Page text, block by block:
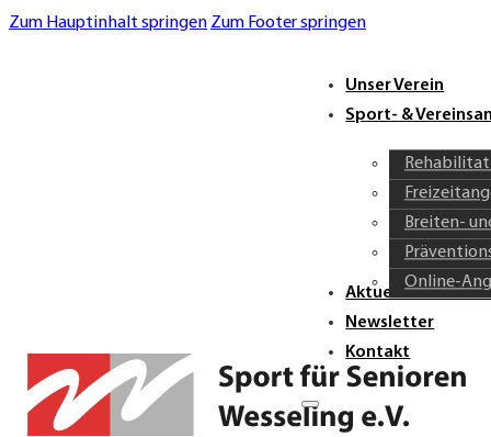
Zum Hauptinhalt springen Zum Footer springen
Unser Verein
Sport- &
Breiten-
Online-
Aktuelles &
Newsletter
Kontakt